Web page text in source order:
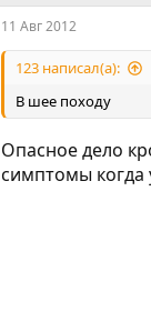
11 Авг 2012
123 написал(а):
В шее походу
Опасное дело
симптомы когда